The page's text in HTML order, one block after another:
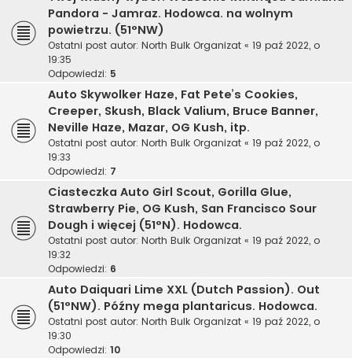
Pandora - Jamraz. Hodowca. na wolnym
powietrzu. (51°NW)
Ostatni post autor: North Bulk Organizat « 19 paź 2022, o
19:35
Odpowiedzi: 5
Auto Skywolker Haze, Fat Pete’s Cookies,
Creeper, Skush, Black Valium, Bruce Banner,
Neville Haze, Mazar, OG Kush, itp.
Ostatni post autor: North Bulk Organizat « 19 paź 2022, o
19:33
Odpowiedzi: 7
Ciasteczka Auto Girl Scout, Gorilla Glue,
Strawberry Pie, OG Kush, San Francisco Sour
Dough i więcej (51°N). Hodowca.
Ostatni post autor: North Bulk Organizat « 19 paź 2022, o
19:32
Odpowiedzi: 6
Auto Daiquari Lime XXL (Dutch Passion). Out
(51°NW). Późny mega plantaricus. Hodowca.
Ostatni post autor: North Bulk Organizat « 19 paź 2022, o
19:30
Odpowiedzi: 10